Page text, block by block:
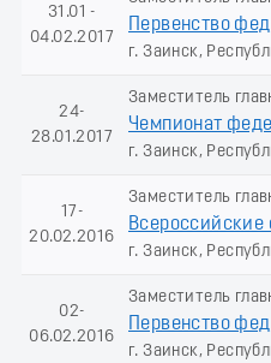
31.01 -
04.02.2017
Первенство
г. Заинск,
24-
28.01.2017
Заместитель
Чемпионат
г. Заинск,
17-
20.02.2016
Заместитель
Всероссийские
г. Заинск,
02-
06.02.2016
Заместитель
Первенство
г. Заинск,